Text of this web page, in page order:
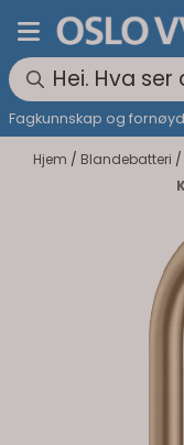
Hopp til innhold
Fagkunnskap og
Hjem / Blandebatteri /